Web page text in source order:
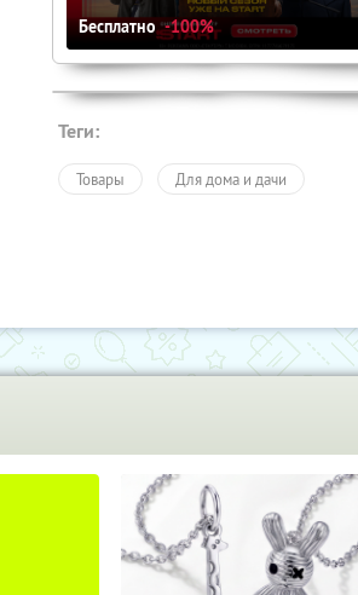
Бесплатно -100%
Теги:
Товары Для дома и дачи